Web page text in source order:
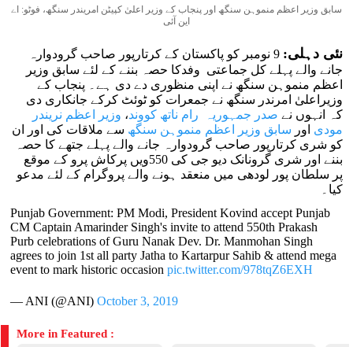
سابق وزیر اعظم منموہن سنگھ اور پنجاب کے وزیر اعلیٰ کپیٹن امریندر سنگھ، فوٹو: اے
این آئی
نئی دہلی:
9 نومبر کو پاکستان کے کرتارپور صاحب گرودوارہ
جانے والے پہلے کل جماعتی وفدکا حصہ بننے کے لئے سابق وزیر
اعظم منموہن سنگھ نے اپنی منظوری دے دی ہے۔ پنجاب کے
وزیراعلیٰ امرندر سنگھ نے جمعرات کو ٹوئٹ کرکے جانکاری دی
کہ انہوں نے صدر جمہوریہ رام ناتھ کووند، وزیر اعظم نریندر
مودی اور سابق وزیر اعظم منموہن سنگھ سے ملاقات کی اور ان
کو شری کرتارپور صاحب گرودوارہ جانے والے پہلے جتھے کا حصہ
بننے اور شری گرونانک دیو جی کی 550ویں پرکاش پرو کے موقع
پر سلطان پور لودھی میں منعقد ہونے والے پروگرام کے لئے مدعو
کیا۔
Punjab Government: PM Modi, President Kovind accept Punjab
CM Captain Amarinder Singh's invite to attend 550th Prakash
Purb celebrations of Guru Nanak Dev. Dr. Manmohan Singh
agrees to join 1st all party Jatha to Kartarpur Sahib & attend mega
event to mark historic occasionpic.twitter.com/978tqZ6EXH
— ANI (@ANI)October 3, 2019
More in Featured :